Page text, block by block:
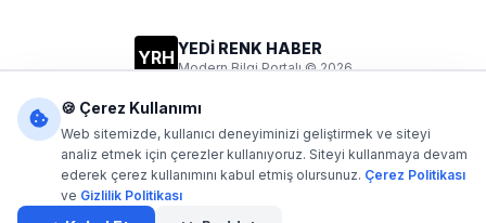
YRH YEDİ RENK HABER
Modern Bilgi Portalı © 2026
Dijital1- Tüm hakları saklıdır. Kaynak gösterilmeden içerik
🍪 Çerez Kullanımı
Web sitemizde, kullanıcı deneyiminizi geliştirmek ve siteyi
analiz etmek için çerezler kullanıyoruz. Siteyi kullanmaya devam
ederek çerez kullanımını kabul etmiş olursunuz. Çerez Politikası
ve Gizlilik Politikası